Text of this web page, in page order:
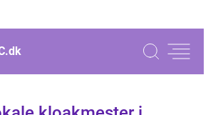
dk